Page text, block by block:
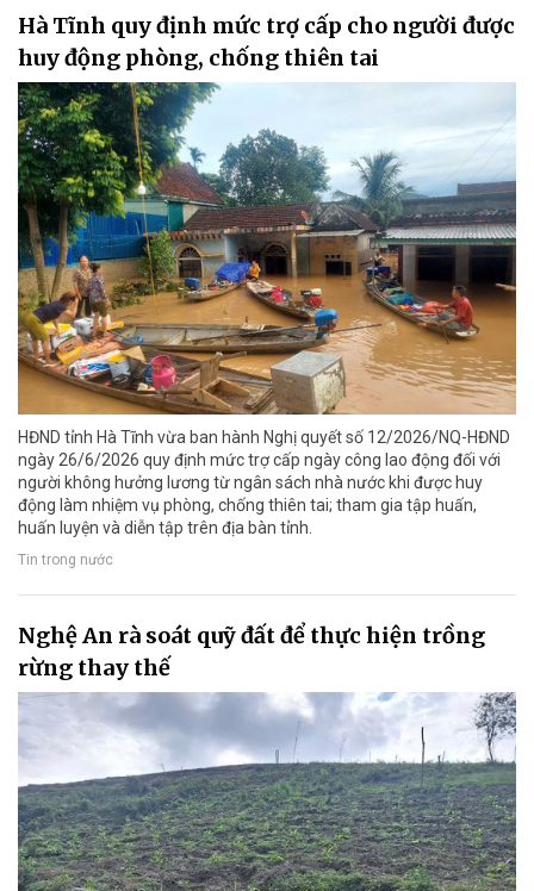
Hà Tĩnh quy định mức trợ cấp cho người được
huy động phòng, chống thiên tai
HĐND tỉnh Hà Tĩnh vừa ban hành Nghị quyết số 12/2026/NQ-HĐND
ngày 26/6/2026 quy định mức trợ cấp ngày công lao động đối với
người không hưởng lương từ ngân sách nhà nước khi được huy
động làm nhiệm vụ phòng, chống thiên tai; tham gia tập huấn,
huấn luyện và diễn tập trên địa bàn tỉnh.
Tin trong nước
Nghệ An rà soát quỹ đất để thực hiện trồng
rừng thay thế